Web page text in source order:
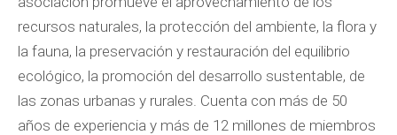
recursos naturales, la protección del ambiente, la flora y
la fauna, la preservación y restauración del equilibrio
ecológico, la promoción del desarrollo sustentable, de
las zonas urbanas y rurales. Cuenta con más de 50
años de experiencia y más de 12 millones de miembros